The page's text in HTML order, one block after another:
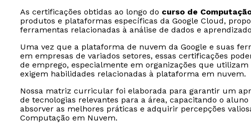
As certificações obtidas ao longo do curso de
produtos e plataformas específicas da Google Cloud,
ferramentas relacionadas à análise de dados e
Uma vez que a plataforma de nuvem da Google e suas
em empresas de variados setores, essas certificações
de emprego, especialmente em organizações que
exigem habilidades relacionadas à plataforma em nuvem.
Nossa matriz curricular foi elaborada para garantir um
de tecnologias relevantes para a área, capacitando o
absorver as melhores práticas e adquirir percepções
Computação em Nuvem.